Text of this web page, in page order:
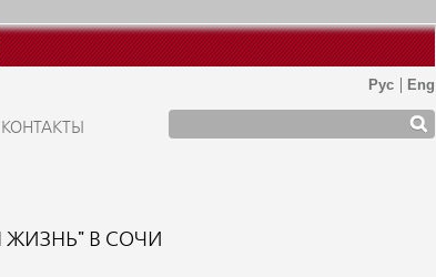
ЖИЗНЬ" В СОЧИ